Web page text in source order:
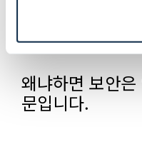
왜냐하면 보안
문입니다.